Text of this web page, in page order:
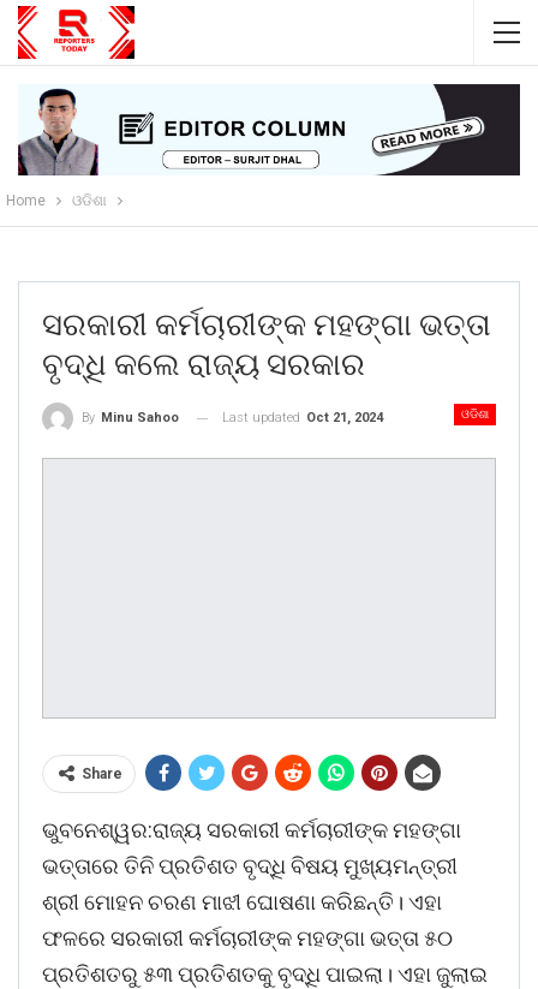
Home ଓଡିଶା
ସରକାରୀ କର୍ମଚାରୀଙ୍କ ମହଙ୍ଗା ଭତ୍ତା
ବୃଦ୍ଧି କଲେ ରାଜ୍ୟ ସରକାର
ଓଡିଶା
By Minu Sahoo Last updated Oct 21, 2024
Share
ଭୁବନେଶ୍ୱର:ରାଜ୍ୟ ସରକାରୀ କର୍ମଚାରୀଙ୍କ ମହଙ୍ଗା
ଭତ୍ତାରେ ତିନି ପ୍ରତିଶତ ବୃଦ୍ଧି ବିଷୟ ମୁଖ୍ୟମନ୍ତ୍ରୀ
ଶ୍ରୀ ମୋହନ ଚରଣ ମାଝୀ ଘୋଷଣା କରିଛନ୍ତି। ଏହା
ଫଳରେ ସରକାରୀ କର୍ମଚାରୀଙ୍କ ମହଙ୍ଗା ଭତ୍ତା ୫୦
ପ୍ରତିଶତରୁ ୫୩ ପ୍ରତିଶତକୁ ବୃଦ୍ଧି ପାଇଲା। ଏହା ଜୁଲାଇ